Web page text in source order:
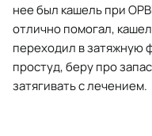
нее был кашель при
отлично помогал,
переходил в затяжную
простуд, беру про
затягивать с лечением.